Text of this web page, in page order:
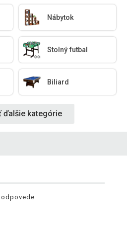
Nábytok
Stolný futbal
Biliard
ďalšie kategórie